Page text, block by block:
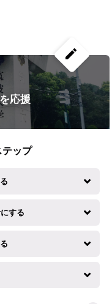
create
応援
テップ
する